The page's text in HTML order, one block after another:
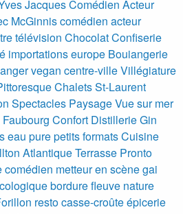
Jacques Comédien Acteur
McGinnis comédien acteur
télévision Chocolat Confiserie
importations europe Bouiangerie
vegan centre-villeVillégiature
Chalets St-Laurent
Spectacles Paysage Vue sur mer
Confort Distillerie Gin
eau pure petits formatsCuisine
Atlantique Terrasse Pronto
metteur en scène gai
bordure fleuve nature
resto casse-croûte épicerie